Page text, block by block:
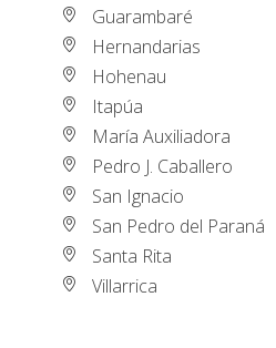
Guarambaré
Hernandarias
Hohenau
Itapúa
María Auxiliadora
Pedro J. Caballero
San Ignacio
San Pedro del Paraná
Santa Rita
Villarrica